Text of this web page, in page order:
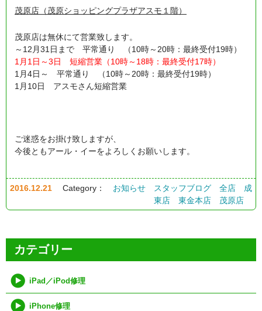
茂原店（茂原ショッピングプラザアスモ１階）
茂原店は無休にて営業致します。
～12月31日まで 平常通り （10時～20時：最終受付19時）
1月1日～3日 短縮営業（10時～18時：最終受付17時）
1月4日～ 平常通り （10時～20時：最終受付19時）
1月10日 アスモさん短縮営業
ご迷惑をお掛け致しますが、
今後ともアール・イーをよろしくお願いします。
2016.12.21 Category： お知らせ スタッフブログ 全店
成
東店
東金本店 茂原店
カテゴリー
iPad／iPod修理
iPhone修理